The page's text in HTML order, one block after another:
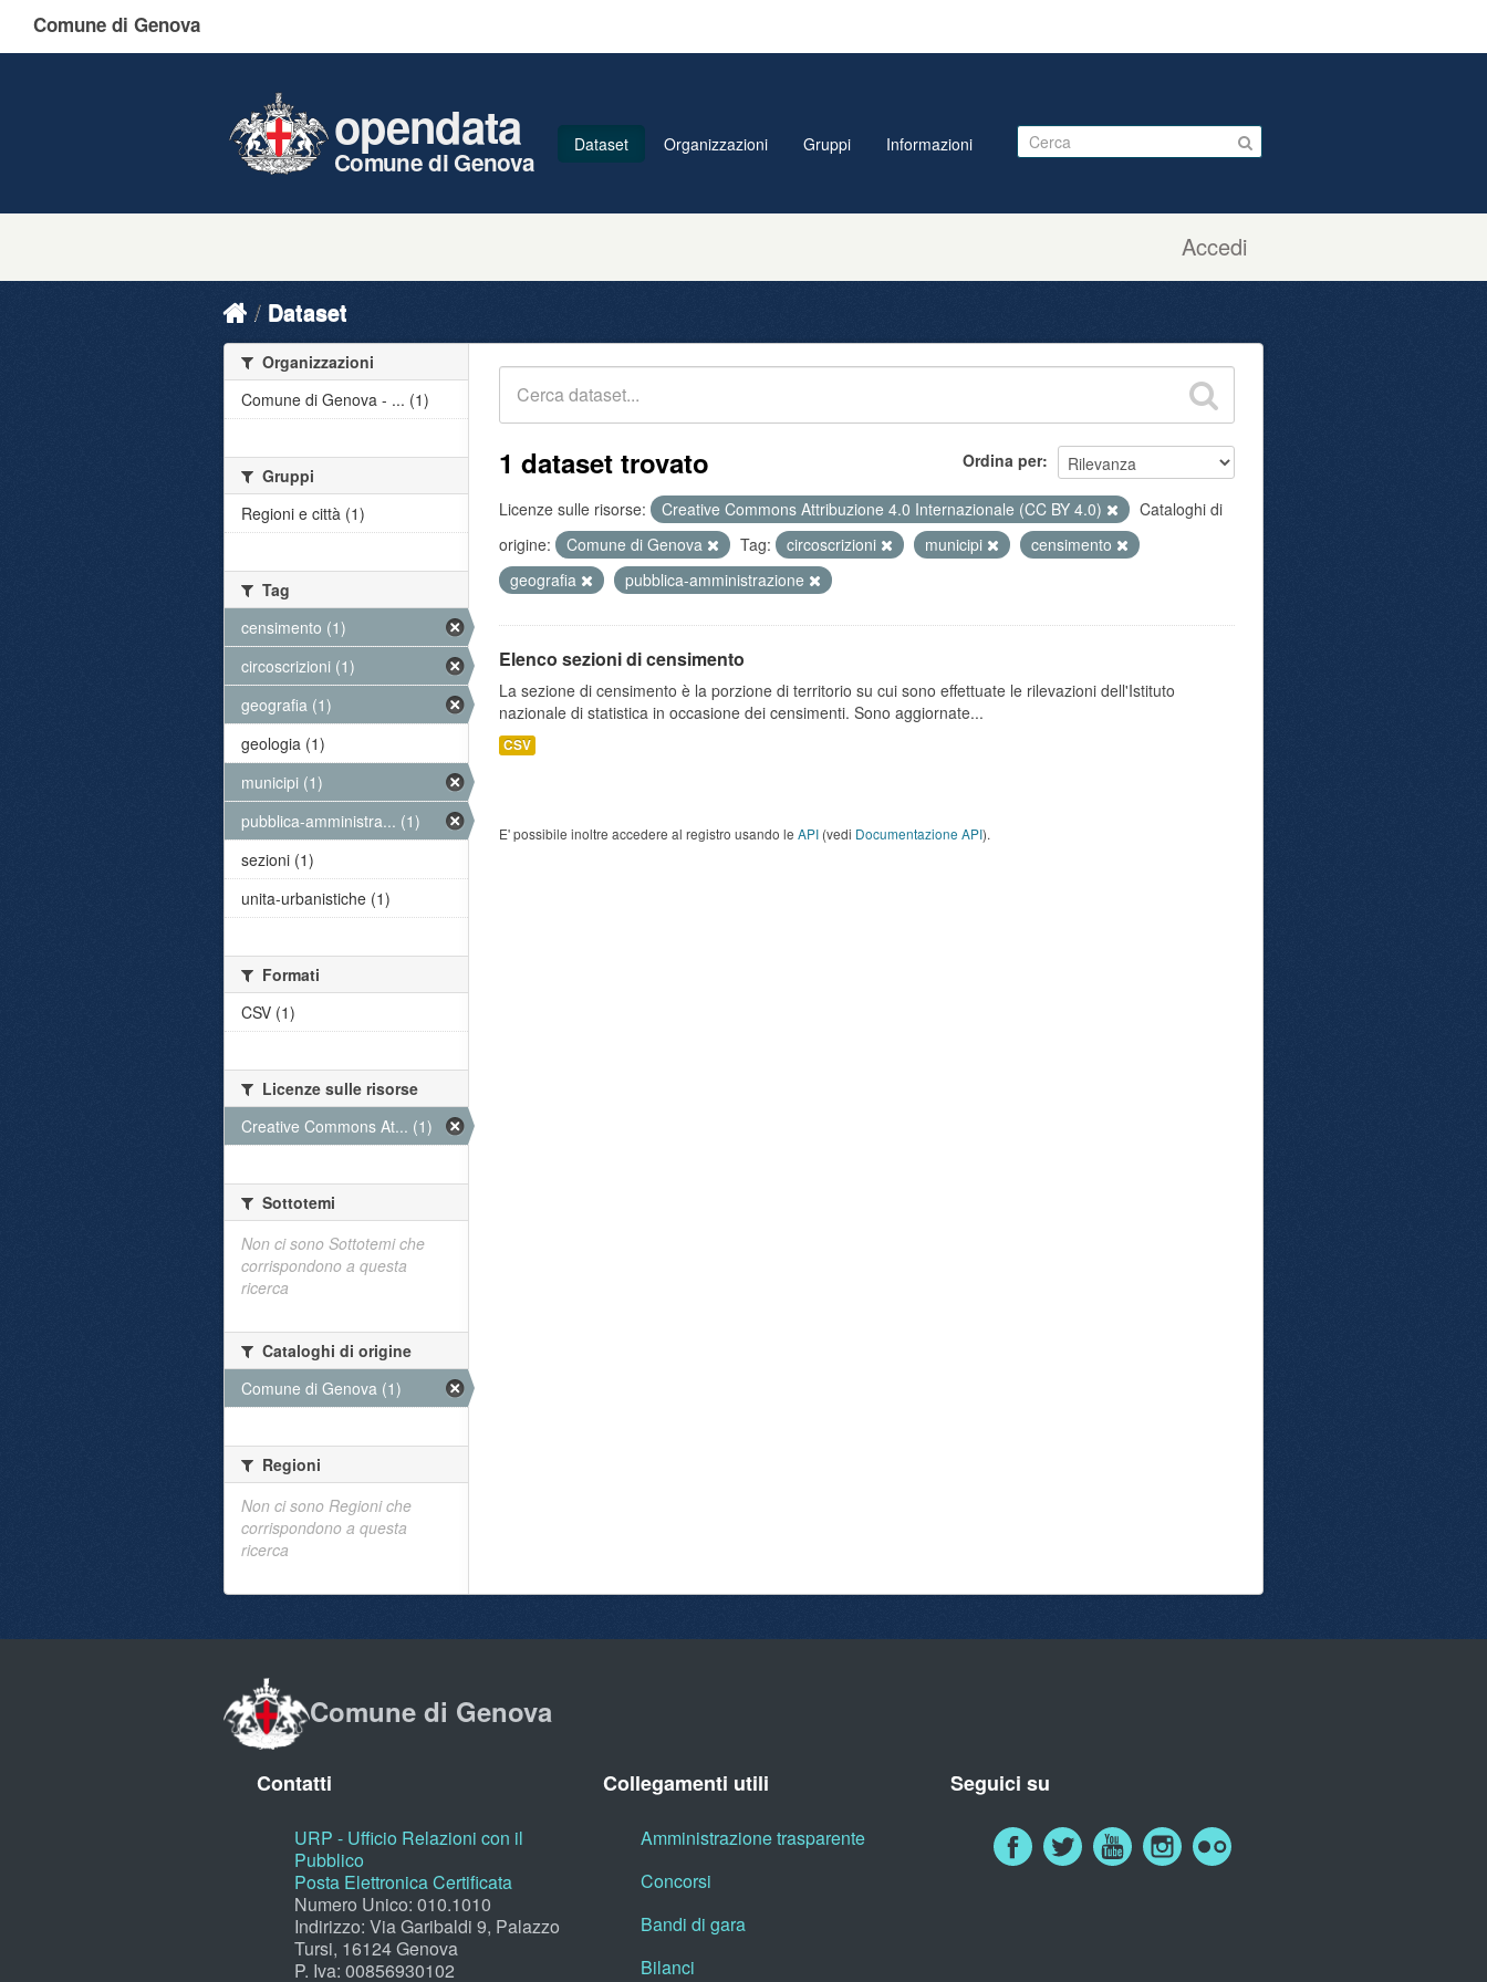
Comune di Genova
Accedi
opendata
Comune di Genova
Dataset Organizzazioni Gruppi Informazioni
Dataset
Ordina per
1 dataset trovato
Licenze sulle risorse: Creative Commons Attribuzione 4.0 Internazionale (CC BY 4.0)
Cataloghi di
origine:
Comune di Genova Tag: circoscrizioni municipi
censimento
geografia
pubblica-amministrazione
Elenco sezioni di censimento
La sezione di censimento è la porzione di territorio su cui sono effettuate le rilevazioni dell'Istituto
nazionale di statistica in occasione dei censimenti. Sono aggiornate...
CSV
E' possibile inoltre accedere al registro usando le API (vedi Documentazione API).
Organizzazioni
Comune di Genova - ... (1)
Gruppi
Regioni e città (1)
Tag
censimento (1)
circoscrizioni (1)
geografia (1)
geologia (1)
municipi (1)
pubblica-amministra... (1)
sezioni (1)
unita-urbanistiche (1)
Formati
CSV (1)
Licenze sulle risorse
Creative Commons At... (1)
Sottotemi
Non ci sono Sottotemi che
corrispondono a questa
ricerca
Cataloghi di origine
Comune di Genova (1)
Regioni
Non ci sono Regioni che
corrispondono a questa
ricerca
Comune di Genova
Contatti
URP - Ufficio Relazioni con il
Pubblico
Posta Elettronica Certificata
Numero Unico: 010.1010
Indirizzo: Via Garibaldi 9, Palazzo
Tursi, 16124 Genova
P. Iva: 00856930102
Collegamenti utili
Amministrazione trasparente
Concorsi
Bandi di gara
Bilanci
Seguici su